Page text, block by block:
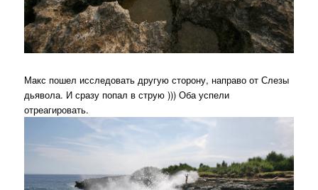
Макс пошел исследовать другую сторону, направо от Слезы
дьявола. И сразу попал в струю ))) Оба успели
отреагировать.